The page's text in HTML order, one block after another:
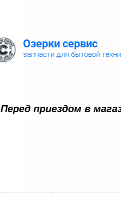
Озерки сервис
запчасти для бытовой
Перед приездом в